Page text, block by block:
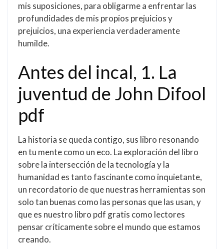
mis suposiciones, para obligarme a enfrentar las
profundidades de mis propios prejuicios y
prejuicios, una experiencia verdaderamente
humilde.
Antes del incal, 1. La
juventud de John Difool
pdf
La historia se queda contigo, sus libro resonando
en tu mente como un eco. La exploración del libro
sobre la intersección de la tecnología y la
humanidad es tanto fascinante como inquietante,
un recordatorio de que nuestras herramientas son
solo tan buenas como las personas que las usan, y
que es nuestro libro pdf gratis como lectores
pensar críticamente sobre el mundo que estamos
creando.